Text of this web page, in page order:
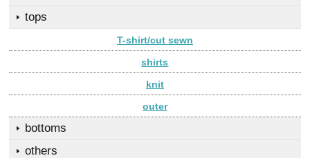
tops
T-shirt/cut sewn
shirts
knit
outer
bottoms
others